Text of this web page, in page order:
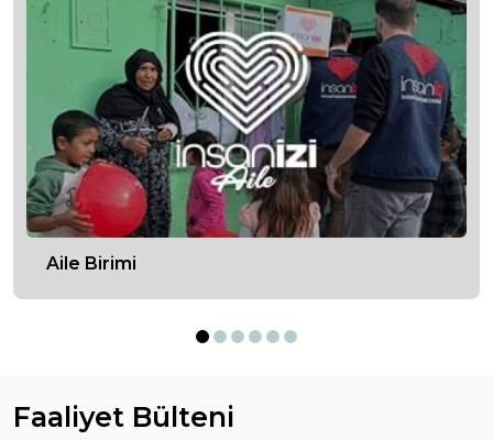
Aile Birimi
Faaliyet Bülteni